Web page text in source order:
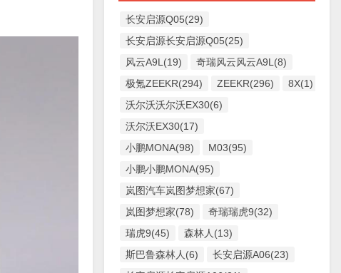
长安启源Q05(29)
长安启源长安启源Q05(25)
风云A9L(19)
奇瑞风云风云A9L(8)
极氪ZEEKR(294)
ZEEKR(296)
8X(1)
沃尔沃沃尔沃EX30(6)
沃尔沃EX30(17)
小鹏MONA(98)
M03(95)
小鹏小鹏MONA(95)
岚图汽车岚图梦想家(67)
岚图梦想家(78)
奇瑞瑞虎9(32)
瑞虎9(45)
森林人(13)
斯巴鲁森林人(6)
长安启源A06(23)